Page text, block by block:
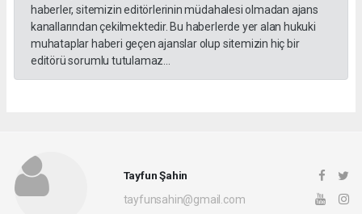
haberler, sitemizin editörlerinin müdahalesi olmadan ajans
kanallarından çekilmektedir. Bu haberlerde yer alan hukuki
muhataplar haberi geçen ajanslar olup sitemizin hiç bir
editörü sorumlu tutulamaz...
Tayfun Şahin
tayfunsahin@gmail.com